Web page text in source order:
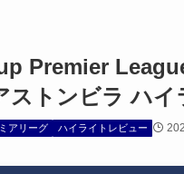
Premier
ストンビラ ハイ
アリーグ ハイライトレビュー